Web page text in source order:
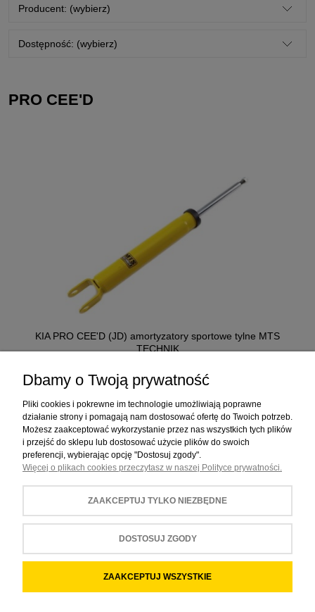
Producent: (wybierz)
Dostępność: (wybierz)
PRO CEE'D
KIA PRO CEE'D (JD) amortyzatory sportowe tylne MTS
TECHNIK
419,00 ZŁ
ZAKUPY
POMOC
MOJE KONTO
INFORMACJE
Dbamy o Twoją prywatność
Pliki cookies i pokrewne im technologie umożliwiają poprawne
działanie strony i pomagają nam dostosować ofertę do Twoich potrzeb.
Możesz zaakceptować wykorzystanie przez nas wszystkich tych plików
i przejść do sklepu lub dostosować użycie plików do swoich
preferencji, wybierając opcję "Dostosuj zgody".
Więcej o plikach cookies przeczytasz w naszej Polityce prywatności.
ZAAKCEPTUJ TYLKO NIEZBĘDNE
DOSTOSUJ ZGODY
ZAAKCEPTUJ WSZYSTKIE